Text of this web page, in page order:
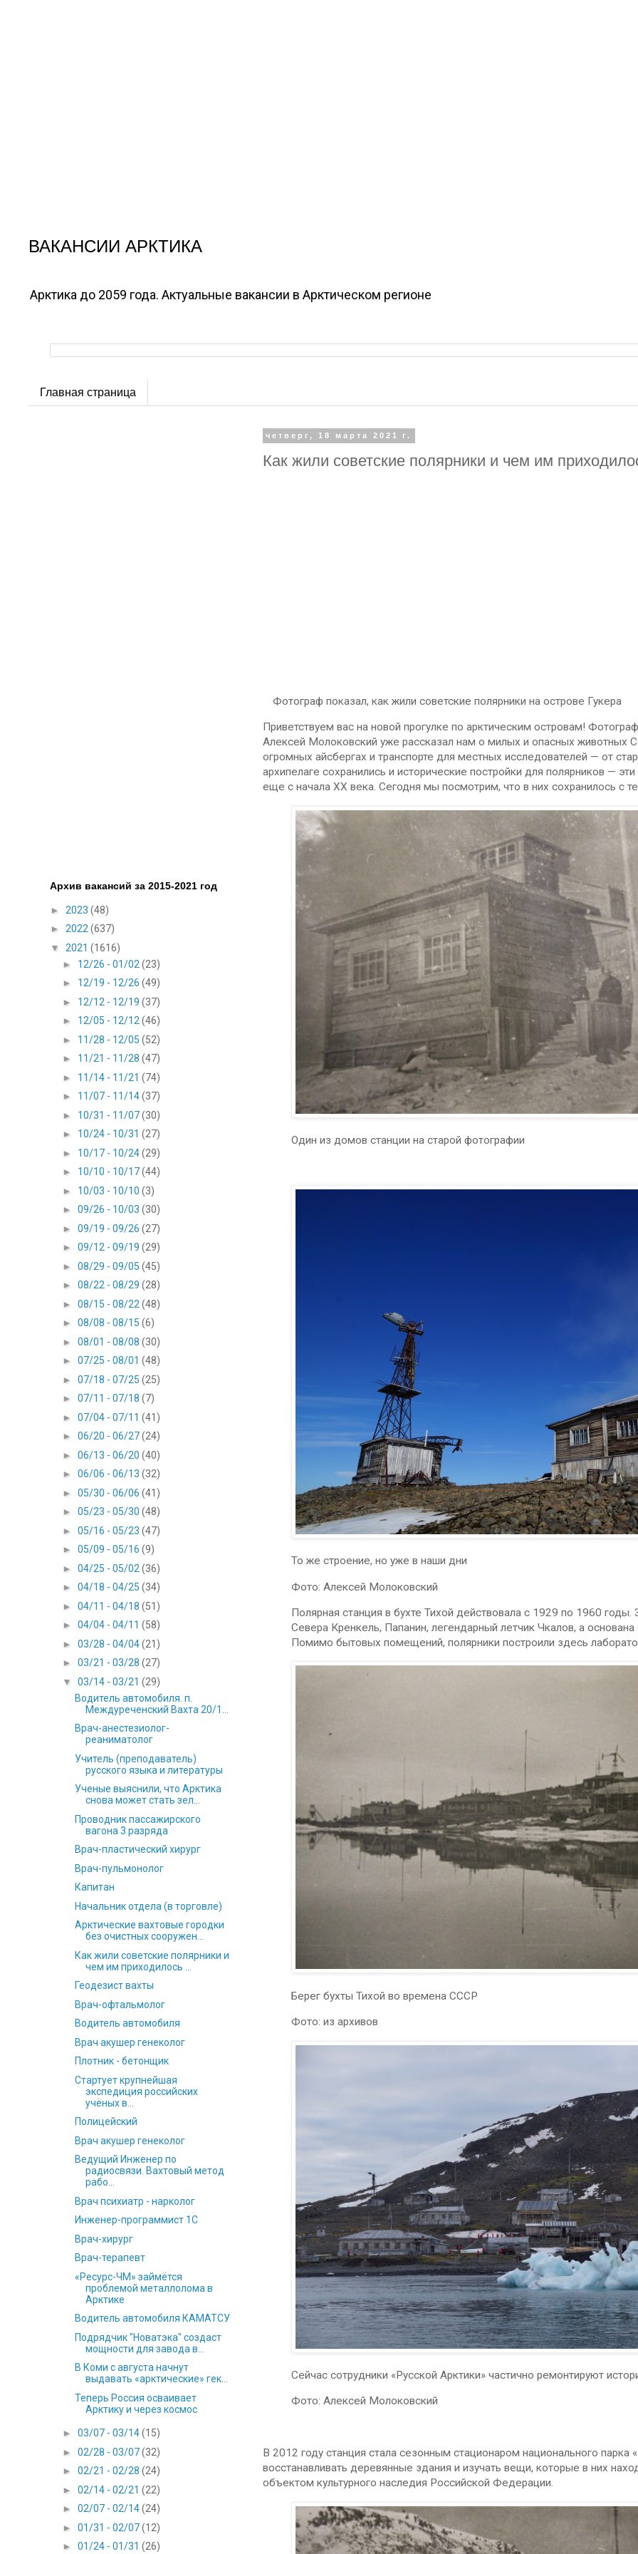
ВАКАНСИИ АРКТИКА
Арктика до 2059 года. Актуальные вакансии в Арктическом регионе
Главная страница
четверг, 18 марта 2021 г.
Как жили советские полярники и чем им
Фотограф показал, как жили советские полярники на острове Гукера
Приветствуем вас на новой прогулке по арктическим островам!
Алексей Молоковский уже рассказал нам о милых и опасных животных
огромных айсбергах и транспорте для местных исследователей — от
архипелаге сохранились и исторические постройки для полярников —
еще с начала ХХ века. Сегодня мы посмотрим, что в них сохранилось с
Один из домов станции на старой фотографии
То же строение, но уже в наши дни
Фото: Алексей Молоковский
Полярная станция в бухте Тихой действовала с 1929 по 1960
Севера Кренкель, Папанин, легендарный летчик Чкалов, а
Помимо бытовых помещений, полярники построили здесь
Берег бухты Тихой во времена СССР
Фото: из архивов
Сейчас сотрудники «Русской Арктики» частично ремонтируют
Фото: Алексей Молоковский
В 2012 году станция стала сезонным стационаром национального парка
восстанавливать деревянные здания и изучать вещи, которые в них
объектом культурного наследия Российской Федерации.
Архив вакансий за 2015-2021 год
► 2023 (48)
► 2022 (637)
▼ 2021 (1616)
► 12/26 - 01/02 (23)
► 12/19 - 12/26 (49)
► 12/12 - 12/19 (37)
► 12/05 - 12/12 (46)
► 11/28 - 12/05 (52)
► 11/21 - 11/28 (47)
► 11/14 - 11/21 (74)
► 11/07 - 11/14(37)
► 10/31 - 11/07(30)
► 10/24 - 10/31 (27)
► 10/17 - 10/24(29)
► 10/10 - 10/17(44)
► 10/03 - 10/10 (3)
► 09/26 - 10/03 (30)
► 09/19 - 09/26 (27)
► 09/12 - 09/19 (29)
► 08/29 - 09/05 (45)
► 08/22 - 08/29 (28)
► 08/15 - 08/22 (48)
► 08/08 - 08/15 (6)
► 08/01 - 08/08 (30)
► 07/25 - 08/01 (48)
► 07/18 - 07/25 (25)
► 07/11 - 07/18 (7)
► 07/04 - 07/11 (41)
► 06/20 - 06/27(24)
► 06/13 - 06/20 (40)
► 06/06 - 06/13 (32)
► 05/30 - 06/06 (41)
► 05/23 - 05/30 (48)
► 05/16 - 05/23 (47)
► 05/09 - 05/16 (9)
► 04/25 - 05/02 (36)
► 04/18 - 04/25 (34)
► 04/11 - 04/18 (51)
► 04/04 - 04/11 (58)
► 03/28 - 04/04(21)
► 03/21 - 03/28 (27)
▼ 03/14 - 03/21 (29)
Водитель автомобиля. п.
Междуреченский Вахта 20/1...
Врач-анестезиолог-
реаниматолог
Учитель (преподаватель)
русского языка и литературы
Ученые выяснили, что Арктика
снова может стать зел...
Проводник пассажирского
вагона 3 разряда
Врач-пластический хирург
Врач-пульмонолог
Капитан
Начальник отдела (в торговле)
Арктические вахтовые городки
без очистных сооружен...
Как жили советские полярники и
чем им приходилось ...
Геодезист вахты
Врач-офтальмолог
Водитель автомобиля
Врач акушер генеколог
Плотник - бетонщик
Стартует крупнейшая
экспедиция российских
учёных в...
Полицейский
Врач акушер генеколог
Ведущий Инженер по
радиосвязи. Вахтовый метод
рабо...
Врач психиатр - нарколог
Инженер-программист 1С
Врач-хирург
Врач-терапевт
«Ресурс-ЧМ» займётся
проблемой металлолома в
Арктике
Водитель автомобиля КАМАТСУ
Подрядчик "Новатэка" создаст
мощности для завода в...
В Коми с августа начнут
выдавать «арктические» гек...
Теперь Россия осваивает
Арктику и через космос
► 03/07 - 03/14(15)
► 02/28 - 03/07(32)
► 02/21 - 02/28 (24)
► 02/14 - 02/21 (22)
► 02/07 - 02/14(24)
► 01/31 - 02/07(12)
► 01/24 - 01/31 (26)